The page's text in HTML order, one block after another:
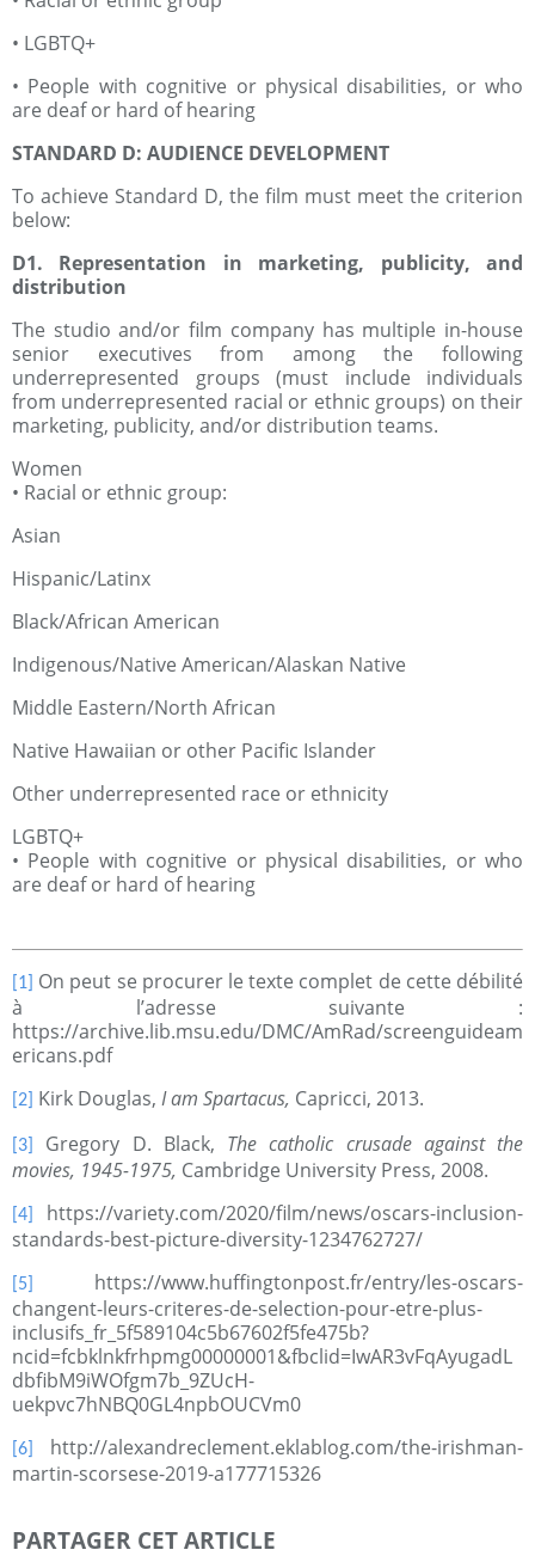
• LGBTQ+
• People with cognitive or physical disabilities, or who
are deaf or hard of hearing
STANDARD D: AUDIENCE DEVELOPMENT
To achieve Standard D, the film must meet the criterion
below:
D1. Representation in marketing, publicity, and
distribution
The studio and/or film company has multiple in-house
senior executives from among the following
underrepresented groups (must include individuals
from underrepresented racial or ethnic groups) on their
marketing, publicity, and/or distribution teams.
Women
• Racial or ethnic group:
Asian
Hispanic/Latinx
Black/African American
Indigenous/Native American/Alaskan Native
Middle Eastern/North African
Native Hawaiian or other Pacific Islander
Other underrepresented race or ethnicity
LGBTQ+
• People with cognitive or physical disabilities, or who
are deaf or hard of hearing
[1]
On peut se procurer le texte complet de cette débilité
à l’adresse suivante :
https://archive.lib.msu.edu/DMC/AmRad/screenguideam
ericans.pdf
[2] Kirk Douglas, I am Spartacus, Capricci, 2013.
[3] Gregory D. Black, The catholic crusade against the
movies, 1945-1975, Cambridge University Press, 2008.
[4]
https://variety.com/2020/film/news/oscars-inclusion-
standards-best-picture-diversity-1234762727/
[5]
https://www.huffingtonpost.fr/entry/les-oscars-
changent-leurs-criteres-de-selection-pour-etre-plus-
inclusifs_fr_5f589104c5b67602f5fe475b?
ncid=fcbklnkfrhpmg00000001&fbclid=IwAR3vFqAyugadL
dbfibM9iWOfgm7b_9ZUcH-
uekpvc7hNBQ0GL4npbOUCVm0
[6]
http://alexandreclement.eklablog.com/the-irishman-
martin-scorsese-2019-a177715326
PARTAGER CET ARTICLE